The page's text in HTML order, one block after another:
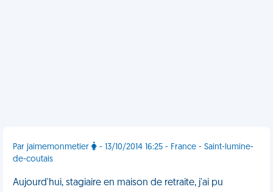
Par jaimemonmetier
- 13/10/2014 16:25 - France - Saint-lumine-
de-coutais
Aujourd'hui, stagiaire en maison de retraite, j'ai pu